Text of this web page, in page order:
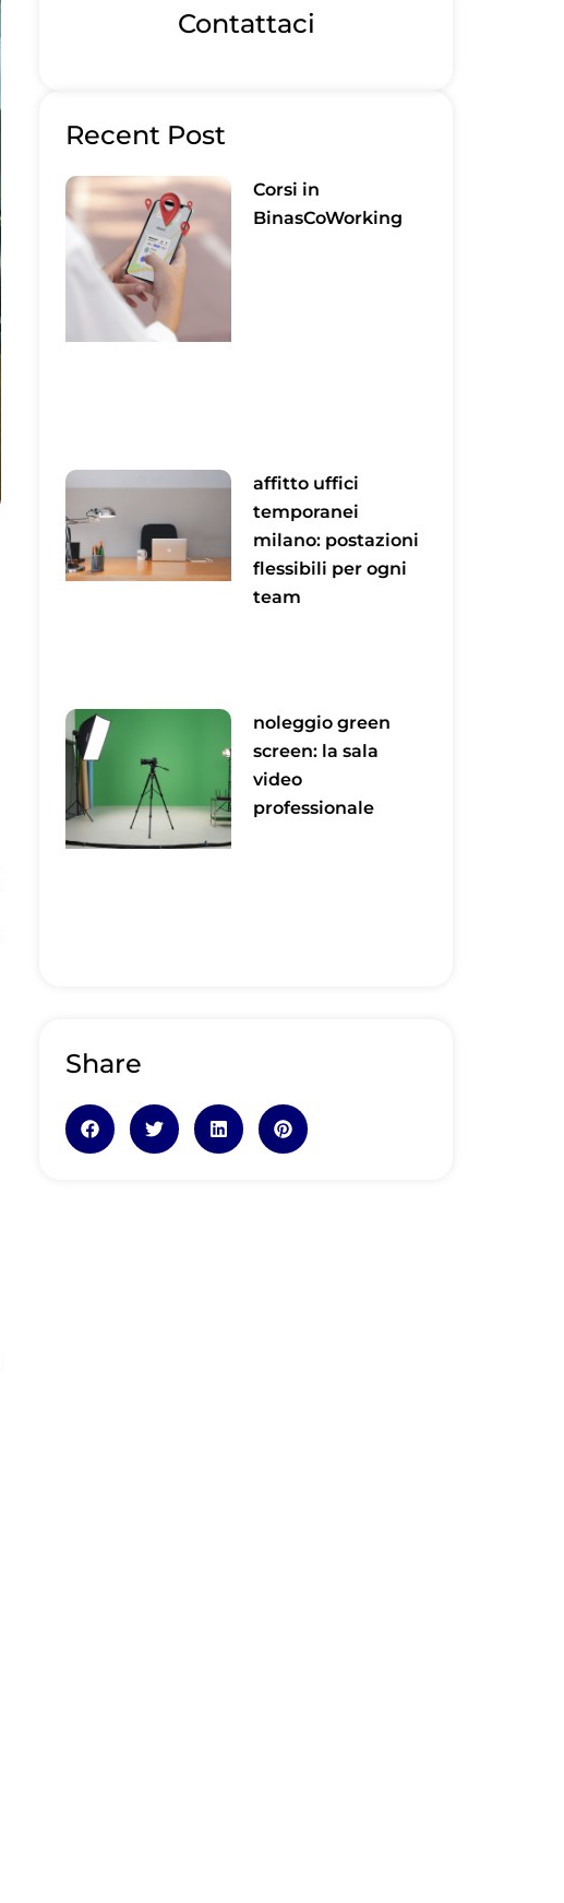
Contattaci
Recent Post
Corsi in
BinasCoWorking
affitto uffici
temporanei
milano: postazioni
flessibili per ogni
team
noleggio green
screen: la sala
video
professionale
Share